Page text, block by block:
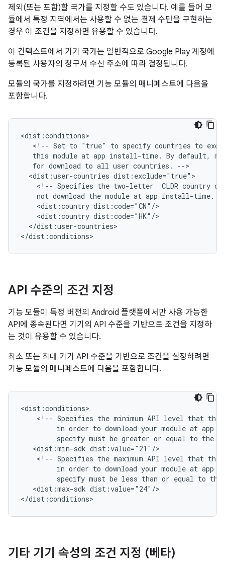
제외(또는 포함)할 국가를 지정할 수도 있습니다. 예를 들어 모
듈에서 특정 지역에서는 사용할 수 없는 결제 수단을 구현하는
경우 이 조건을 지정하면 유용할 수 있습니다.
이 컨텍스트에서 기기 국가는 일반적으로 Google Play 계정에
등록된 사용자의 청구서 수신 주소에 따라 결정됩니다.
모듈의 국가를 지정하려면 기능 모듈의 매니페스트에 다음을
포함합니다.
<!-- Set to "true" to specify countries to
this module at app install-time. By default,
for download to all user countries.
<dist:user-countries
<!-- Specifies the two-letter CLDR country
not download the module at app install-time.
<dist:country
<dist:country
</dist:user-countries>
API 수준의 조건 지정
기능 모듈이 특정 버전의 Android 플랫폼에서만 사용 가능한
API에 종속된다면 기기의 API 수준을 기반으로 조건을 지정하
는 것이 유용할 수 있습니다.
최소 또는 최대 기기 API 수준을 기반으로 조건을 설정하려면
기능 모듈의 매니페스트에 다음을 포함합니다.
<!-- Specifies the minimum API level that the
in order to download your module at app
specify must be greater or equal to the
<dist:min-sdk
<!-- Specifies the maximum API level that the
in order to download your module at app
specify must be less than or equal to the
<dist:max-sdk dist:value="24"/>
</dist:conditions>
기타 기기 속성의 조건 지정 (베타)